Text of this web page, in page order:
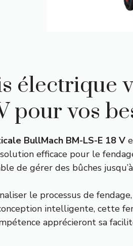
électrique
pour vos
BullMach BM-LS-E 18 V
efficace pour le
de gérer des bûches
le processus de
intelligente, cette
apprécieront sa